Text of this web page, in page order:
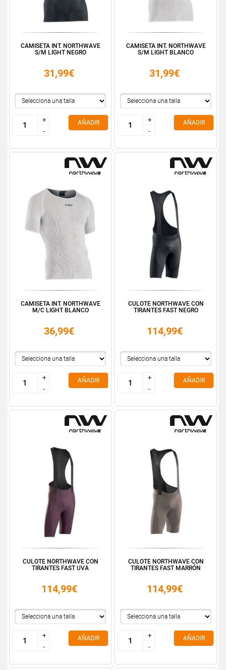
CAMISETA INT. NORTHWAVE
S/M LIGHT NEGRO
31,99€
+
-
+
-
AÑADIR
CAMISETA INT. NORTHWAVE
S/M LIGHT BLANCO
31,99€
+
-
+
-
AÑADIR
CAMISETA INT. NORTHWAVE
M/C LIGHT BLANCO
36,99€
+
-
+
-
AÑADIR
CULOTE NORTHWAVE CON
TIRANTES FAST NEGRO
114,99€
+
-
+
-
AÑADIR
CULOTE NORTHWAVE CON
TIRANTES FAST UVA
114,99€
+
-
+
-
AÑADIR
CULOTE NORTHWAVE CON
TIRANTES FAST MARRÓN
114,99€
+
-
+
-
AÑADIR